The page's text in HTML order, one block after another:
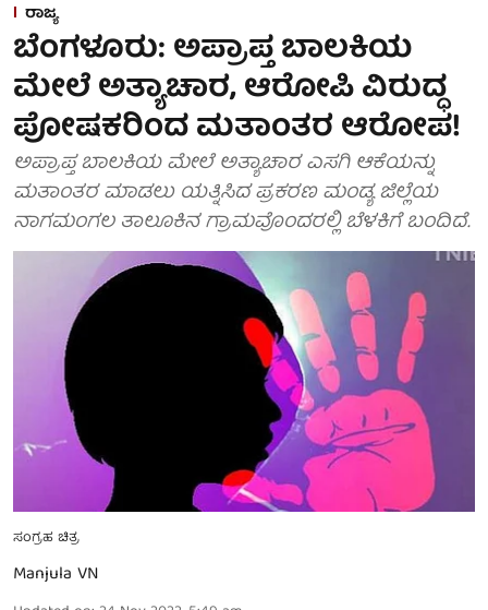
ರಾಜ್ಯ
ಬೆಂಗಳೂರು: ಅಪ್ರಾಪ್ತ ಬಾಲಕಿಯ
ಮೇಲೆ ಅತ್ಯಾಚಾರ, ಆರೋಪಿ ವಿರುದ್ಧ
ಪೋಷಕರಿಂದ ಮತಾಂತರ ಆರೋಪ!
ಅಪ್ರಾಪ್ತ ಬಾಲಕಿಯ ಮೇಲೆ ಅತ್ಯಾಚಾರ ಎಸಗಿ ಆಕೆಯನ್ನು
ಮತಾಂತರ ಮಾಡಲು ಯತ್ನಿಸಿದ ಪ್ರಕರಣ ಮಂಡ್ಯ ಜಿಲ್ಲೆಯ
ನಾಗಮಂಗಲ ತಾಲೂಕಿನ ಗ್ರಾಮವೊಂದರಲ್ಲಿ ಬೆಳಕಿಗೆ ಬಂದಿದೆ.
ಸಂಗ್ರಹ ಚಿತ್ರ
Manjula VN